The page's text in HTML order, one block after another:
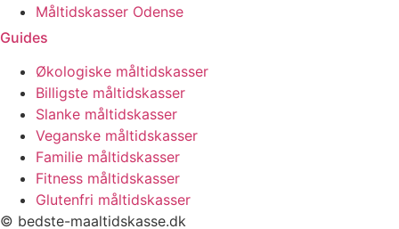
Måltidskasser Odense
Guides
Økologiske måltidskasser
Billigste måltidskasser
Slanke måltidskasser
Veganske måltidskasser
Familie måltidskasser
Fitness måltidskasser
Glutenfri måltidskasser
© bedste-maaltidskasse.dk